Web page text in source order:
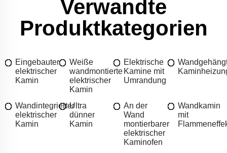
Verwandte
Produktkategorien
Eingebauter
elektrischer
Kamin
Weiße
wandmontierte
elektrischer
Kamin
Elektrische
Kamine mit
Umrandung
Wandintegrierter
elektrischer
Kamin
Ultra
dünner
Kamin
An der
Wand
montierbarer
elektrischer
Kaminofen
Wandkamin
mit